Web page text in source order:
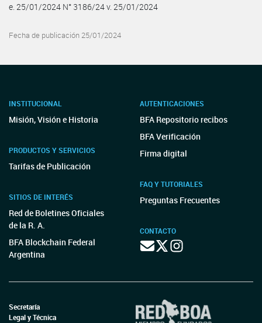
e. 25/01/2024 N° 3186/24 v. 25/01/2024
Fecha de publicación 25/01/2024
INSTITUCIONAL
Misión, Visión e Historia
PRODUCTOS Y SERVICIOS
Tarifas de Publicación
SITIOS DE INTERÉS
Red de Boletines Oficiales
de la R. A.
BFA Blockchain Federal
Argentina
AUTENTICACIONES
BFA Repositorio recibos
BFA Verificación
Firma digital
FAQ Y TUTORIALES
Preguntas Frecuentes
CONTACTO
Secretaría
Legal y Técnica